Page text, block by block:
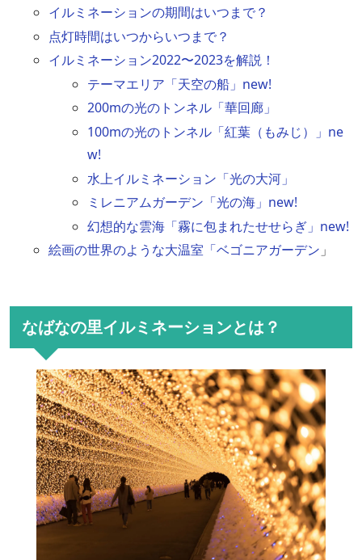
イルミネーションの期間はいつまで？
点灯時間はいつからいつまで？
イルミネーション2022〜2023を解説！
テーマエリア「天空の船」new!
200mの光のトンネル「華回廊」
100mの光のトンネル「紅葉（もみじ）」ne
w!
水上イルミネーション「光の大河」
ミレニアムガーデン「光の海」new!
幻想的な雲海「霧に包まれたせせらぎ」new!
絵画の世界のような大温室「ベゴニアガーデン 」
なばなの里イルミネーションとは？